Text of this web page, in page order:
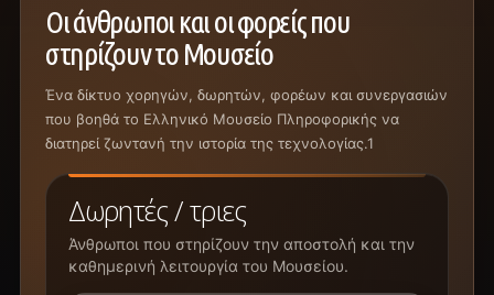
Οι άνθρωποι και οι φορείς που
στηρίζουν το Μουσείο
Ένα δίκτυο χορηγών, δωρητών, φορέων και συνεργασιών
που βοηθά το Ελληνικό Μουσείο Πληροφορικής να
διατηρεί ζωντανή την ιστορία της τεχνολογίας.1
Δωρητές / τριες
Άνθρωποι που στηρίζουν την αποστολή και την
καθημερινή λειτουργία του Μουσείου.